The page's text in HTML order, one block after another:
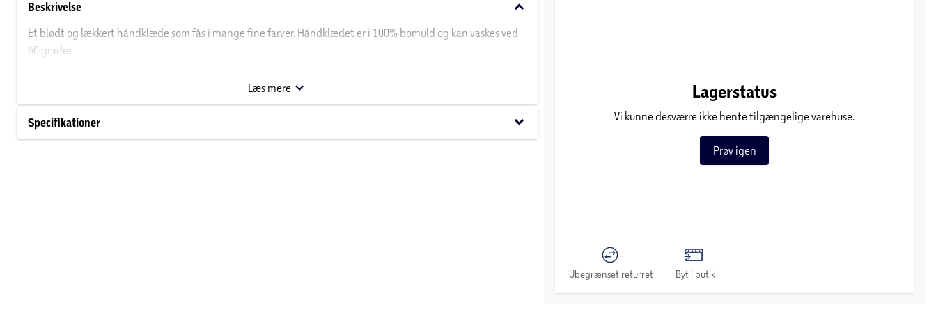
Beskrivelse keyboard_arrow_down
Et blødt og lækkert håndklæde som fås i mange fine farver. Håndklædet er i 100% bomuld og kan vaskes ved
60 grader.
Vasksklud: 30x30 cm
Gæstehåndklæde: 40x60 cm
Læs mere
Specifikationer keyboard_arrow_down
Lagerstatus
Vi kunne desværre ikke hente tilgængelige varehuse.
Prøv igen
Ubegrænset returret Byt i butik